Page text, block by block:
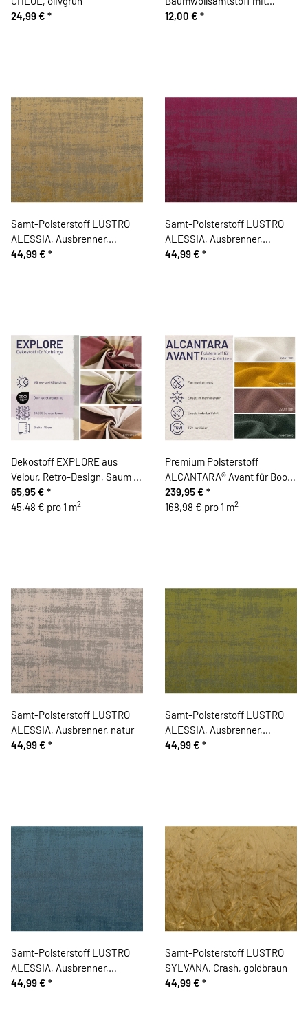
24,99 € *
Stretch VELVET, schwarz,
12,00 € *
Samt-Polsterstoff LUSTRO
ALESSIA, Ausbrenner,
goldbraun
44,99 € *
Samt-Polsterstoff LUSTRO
ALESSIA, Ausbrenner,
fuchsia
44,99 € *
Dekostoff EXPLORE aus
Velour, Retro-Design, Saum &
Viebahn
65,95 € *
45,48 € pro 1 m2
Premium Polsterstoff
ALCANTARA® Avant für Boote
& Yachten
239,95 € *
168,98 € pro 1 m2
Samt-Polsterstoff LUSTRO
ALESSIA, Ausbrenner, natur
44,99 € *
Samt-Polsterstoff LUSTRO
ALESSIA, Ausbrenner,
olivgrün
44,99 € *
Samt-Polsterstoff LUSTRO
ALESSIA, Ausbrenner,
türkisgrau
44,99 € *
Samt-Polsterstoff LUSTRO
SYLVANA, Crash, goldbraun
44,99 € *